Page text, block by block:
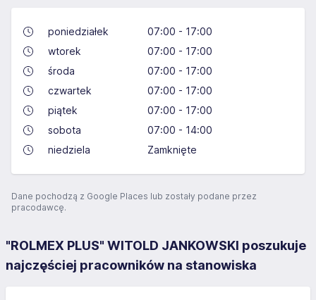
poniedziałek
07:00 - 17:00
wtorek
07:00 - 17:00
środa
07:00 - 17:00
czwartek
07:00 - 17:00
piątek
07:00 - 17:00
sobota
07:00 - 14:00
niedziela
Zamknięte
Dane pochodzą z Google Places lub zostały podane przez
pracodawcę.
"ROLMEX PLUS" WITOLD JANKOWSKI poszukuje
najczęściej pracowników na stanowiska